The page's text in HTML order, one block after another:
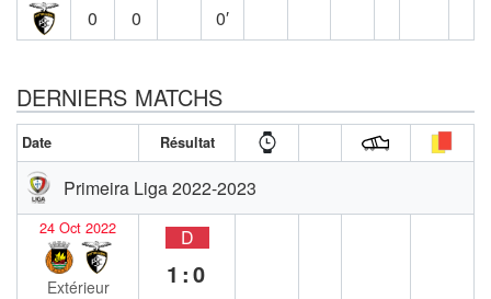
0 0 0′
DERNIERS MATCHS
Date Résultat
Primeira Liga 2022-2023
24 Oct 2022
Extérieur
D
1:0